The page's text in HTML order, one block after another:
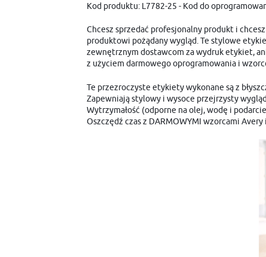
Kod produktu: L7782-25 - Kod do
Chcesz sprzedać profesjonalny produkt i
produktowi pożądany wygląd. Te stylowe
zewnętrznym dostawcom za wydruk etykiet,
z użyciem darmowego oprogramowania i
Te przezroczyste etykiety wykonane są z
Zapewniają stylowy i wysoce przejrzysty
Wytrzymałość (odporne na olej, wodę i
Oszczędź czas z DARMOWYMI wzorcami